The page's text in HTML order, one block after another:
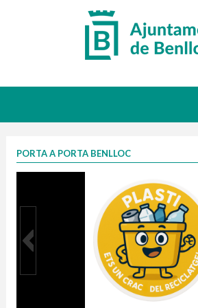
PORTA A PORTA BENLLOC